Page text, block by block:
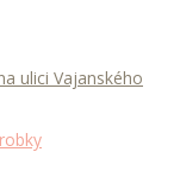
ulici Vajanského